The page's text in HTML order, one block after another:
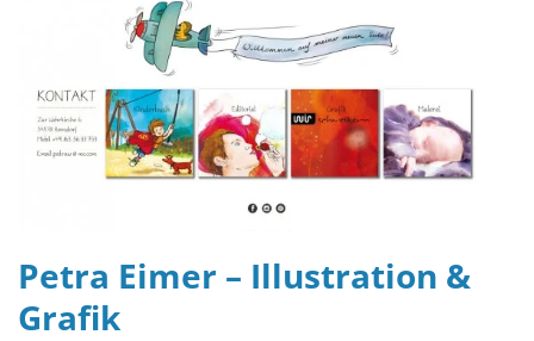
Petra Eimer – Illustration &
Grafik